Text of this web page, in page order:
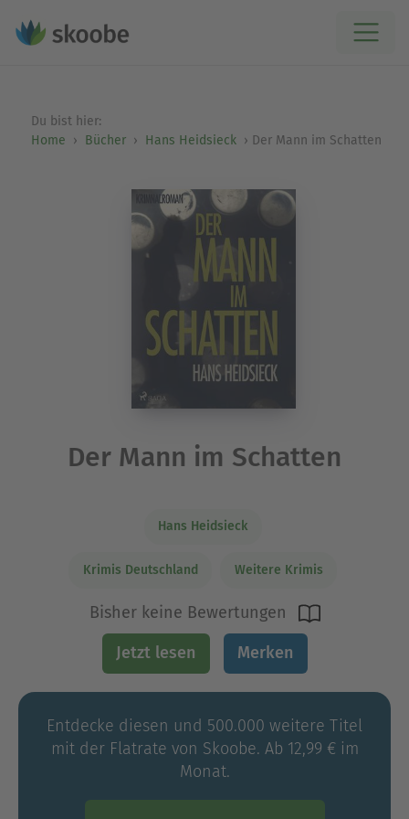
Du bist hier:
Home
Bücher Hans Heidsieck Der Mann im Schatten
Der Mann im Schatten
Hans Heidsieck
Krimis Deutschland Weitere Krimis
Bisher keine Bewertungen
Jetzt lesen Merken
Entdecke diesen und 500.000 weitere Titel
mit der Flatrate von Skoobe. Ab 12,99 € im
Monat.